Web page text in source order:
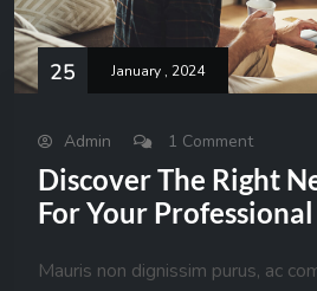
25 January , 2024
Admin 1 Comment
Discover The Right
For Your
Mauris non dignissim purus, ac